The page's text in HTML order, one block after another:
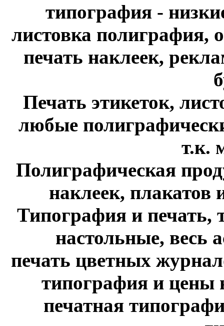
типография -
листовка полиграфия,
печать наклеек,
Печать этикеток,
любые
т.к.
Полиграфическая
наклеек, плакатов
Типография и печать,
настольные, весь
печать цветных
типография и цены
печатная